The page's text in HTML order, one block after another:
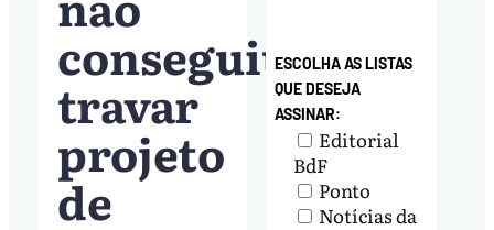
conseguiu
travar
projeto
de
ESCOLHA AS LISTAS
QUE DESEJA
ASSINAR:
Editorial
BdF
Ponto
Notícias da